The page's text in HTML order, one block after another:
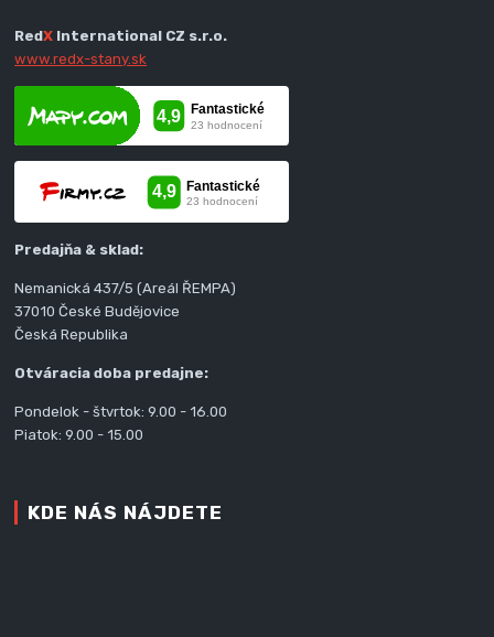
RedX International CZ s.r.o.
www.redx-stany.sk
Predajňa & sklad:
Nemanická 437/5 (Areál ŘEMPA)
37010 České Budějovice
Česká Republika
Otváracia doba predajne:
Pondelok - štvrtok: 9.00 - 16.00
Piatok: 9.00 - 15.00
KDE NÁS NÁJDETE